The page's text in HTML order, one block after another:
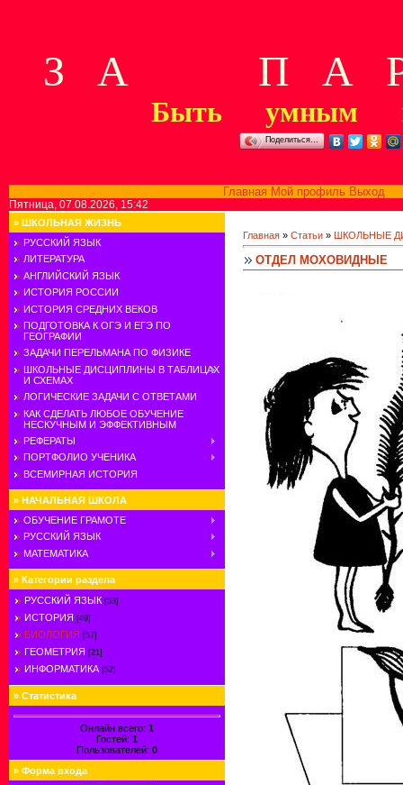
З А П А Р
Быть умным
Поделиться…
Главная Мой профиль Выход
Пятница, 07.08.2026, 15:42
» ШКОЛЬНАЯ ЖИЗНЬ
РУССКИЙ ЯЗЫК
ЛИТЕРАТУРА
АНГЛИЙСКИЙ ЯЗЫК
ИСТОРИЯ РОССИИ
ИСТОРИЯ СРЕДНИХ ВЕКОВ
ПОДГОТОВКА К ОГЭ И ЕГЭ ПО
ГЕОГРАФИИ
ЗАДАЧИ ПЕРЕЛЬМАНА ПО ФИЗИКЕ
ШКОЛЬНЫЕ ДИСЦИПЛИНЫ В ТАБЛИЦАХ
И СХЕМАХ
ЛОГИЧЕСКИЕ ЗАДАЧИ С ОТВЕТАМИ
КАК СДЕЛАТЬ ЛЮБОЕ ОБУЧЕНИЕ
НЕСКУЧНЫМ И ЭФФЕКТИВНЫМ
РЕФЕРАТЫ
ПОРТФОЛИО УЧЕНИКА
ВСЕМИРНАЯ ИСТОРИЯ
» НАЧАЛЬНАЯ ШКОЛА
ОБУЧЕНИЕ ГРАМОТЕ
РУССКИЙ ЯЗЫК
МАТЕМАТИКА
» Категории раздела
РУССКИЙ ЯЗЫК [53]
ИСТОРИЯ [49]
БИОЛОГИЯ [57]
ГЕОМЕТРИЯ [21]
ИНФОРМАТИКА [52]
» Статистика
Онлайн всего: 1
Гостей: 1
Пользователей: 0
» Форма входа
Главная » Статьи » ШКОЛЬНЫЕ
ОТДЕЛ МОХОВИДНЫЕ